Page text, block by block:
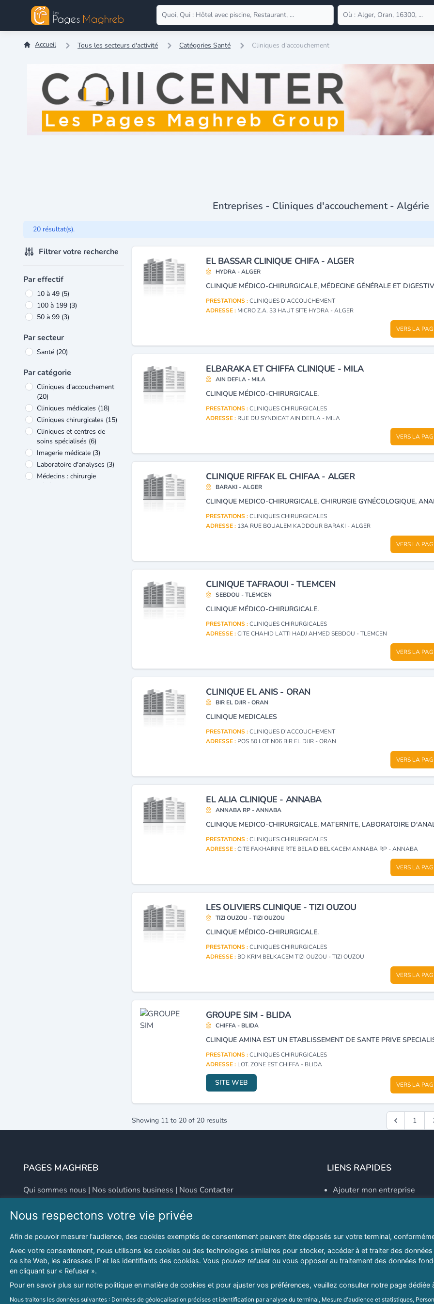
Accueil Tous les secteurs d'activité Catégories Santé Cliniques d'accouchement
Entreprises - Cliniques d'accouchement - Algérie
20 résultat(s).
Filtrer votre recherche
Par effectif
10 à 49 (5)
100 à 199 (3)
50 à 99 (3)
Par secteur
Santé (20)
Par catégorie
Cliniques d'accouchement
(20)
Cliniques médicales (18)
Cliniques chirurgicales (15)
Cliniques et centres de
soins spécialisés (6)
Imagerie médicale (3)
Laboratoire d'analyses (3)
Médecins : chirurgie
générale
EL BASSAR CLINIQUE CHIFA - ALGER
HYDRA - ALGER
PRESTATIONS :CLINIQUES D'ACCOUCHEMENT
ADRESSE : MICRO Z.A. 33 HAUT SITE HYDRA - ALGER
VERS LA
ELBARAKA ET CHIFFA CLINIQUE - MILA
AIN DEFLA - MILA
CLINIQUE MÉDICO-CHIRURGICALE.
PRESTATIONS :CLINIQUES CHIRURGICALES
ADRESSE : RUE DU SYNDICAT AIN DEFLA - MILA
VERS LA
CLINIQUE RIFFAK EL CHIFAA - ALGER
BARAKI - ALGER
PRESTATIONS :CLINIQUES CHIRURGICALES
ADRESSE : 13A RUE BOUALEM KADDOUR BARAKI - ALGER
VERS LA
CLINIQUE TAFRAOUI - TLEMCEN
SEBDOU - TLEMCEN
CLINIQUE MÉDICO-CHIRURGICALE.
PRESTATIONS :CLINIQUES CHIRURGICALES
ADRESSE :CITE CHAHID LATTI HADJ AHMED SEBDOU - TLEMCEN
VERS LA
CLINIQUE EL ANIS - ORAN
BIR EL DJIR - ORAN
CLINIQUE MEDICALES
PRESTATIONS :CLINIQUES D'ACCOUCHEMENT
ADRESSE : POS 50 LOT N06 BIR EL DJIR - ORAN
VERS LA
EL ALIA CLINIQUE - ANNABA
ANNABA RP - ANNABA
PRESTATIONS :CLINIQUES CHIRURGICALES
ADRESSE :CITE FAKHARINE RTE BELAID BELKACEM ANNABA RP - ANNABA
VERS LA
LES OLIVIERS CLINIQUE - TIZI OUZOU
TIZI OUZOU - TIZI OUZOU
CLINIQUE MÉDICO-CHIRURGICALE.
PRESTATIONS :CLINIQUES CHIRURGICALES
ADRESSE : BD KRIM BELKACEM TIZI OUZOU - TIZI OUZOU
VERS LA
GROUPE SIM - BLIDA
CHIFFA - BLIDA
PRESTATIONS :CLINIQUES CHIRURGICALES
ADRESSE : LOT. ZONE EST CHIFFA - BLIDA
SITE WEB VERS LA
Showing 11 to 20 of 20 results 1
PAGES MAGHREB
Qui sommes nous | Nos solutions business | Nous Contacter
Adresse
46 LOT. PETITE PROVENCE SIDI YAHIA
Hydra, Alger (16), Algérie
Email
contact@lespagesmaghreb.com
LIENS RAPIDES
Ajouter mon entreprise
Explorer par secteurs
Explorer par willayas
Le Guide D'Alger, guide-
© 2026 PAGESMAGHREB.COM. ALL RIGHTS RESERVED Mentions légales| Conditions générales d'utilisation|Politique
Nous respectons votre vie privée
Afin de pouvoir mesurer l'audience, des cookies exemptés de consentement peuvent être déposés sur votre terminal,
Avec votre consentement, nous utilisons les cookies ou des technologies similaires pour stocker, accéder à et traiter des
ce site Web, les adresses IP et les identifiants des cookies. Vous pouvez refuser ou vous opposer au traitement des données
en cliquant sur « Refuser ».
Pour en savoir plus sur notre politique en matière de cookies et pour ajuster vos préférences, veuillez consulter notre page dédiée
Nous traitons les données suivantes : Données de géolocalisation précises et identification par analyse du terminal, Mesure d'audience et statistiques,